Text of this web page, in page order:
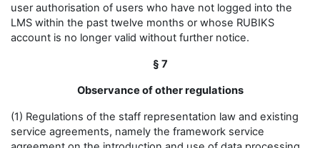
user authorisation of users who have not logged into the
LMS within the past twelve months or whose RUBIKS
account is no longer valid without further notice.
§ 7
Observance of other regulations
(1) Regulations of the staff representation law and existing
service agreements, namely the framework service